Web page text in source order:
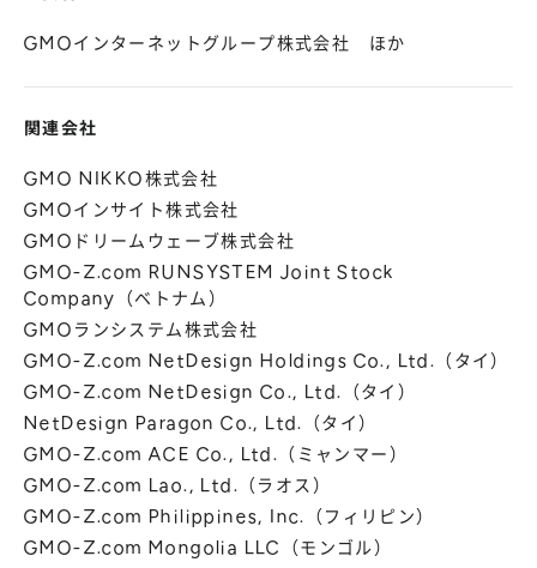
GMOインターネットグループ株式会社 ほか
関連会社
GMO NIKKO株式会社
GMOインサイト株式会社
GMOドリームウェーブ株式会社
GMO-Z.com RUNSYSTEM Joint Stock
Company（ベトナム）
GMOランシステム株式会社
GMO-Z.com NetDesign Holdings Co., Ltd.（タイ）
GMO-Z.com NetDesign Co., Ltd.（タイ）
NetDesign Paragon Co., Ltd.（タイ）
GMO-Z.com ACE Co., Ltd.（ミャンマー）
GMO-Z.com Lao., Ltd.（ラオス）
GMO-Z.com Philippines, Inc.（フィリピン）
GMO-Z.com Mongolia LLC（モンゴル）